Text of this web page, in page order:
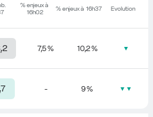
% enjeux à
16h02
% enjeux à 16h37 Evolution
7,5 % 10,2 % ▼
- 9 % ▼▼